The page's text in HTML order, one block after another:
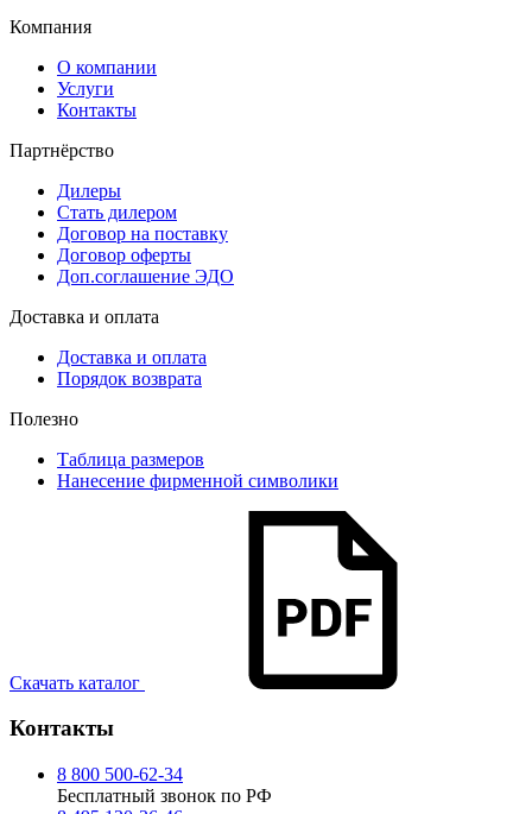
Компания
О компании
Услуги
Контакты
Партнёрство
Дилеры
Стать дилером
Договор на поставку
Договор оферты
Доп.соглашение ЭДО
Доставка и оплата
Доставка и оплата
Порядок возврата
Полезно
Таблица размеров
Нанесение фирменной символики
Скачать каталог
Контакты
8 800 500-62-34
Бесплатный звонок по РФ